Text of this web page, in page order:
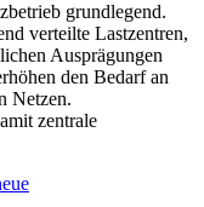
grundlegend.
verteilte Lastzentren,
Ausprägungen
den Bedarf an
Netzen.
zentrale